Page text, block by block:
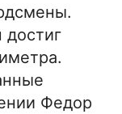
Федор